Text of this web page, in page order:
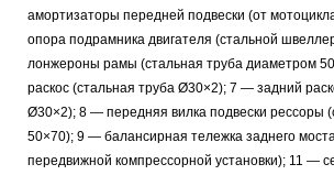
амортизаторы передней подвески (от
опора подрамника двигателя (стальной
лонжероны рамы (стальная труба диаметром
раскос (стальная труба Ø30×2); 7 — задний
Ø30×2); 8 — передняя вилка подвески рессоры
50×70); 9 — балансирная тележка заднего
передвижной компрессорной установки); 11 —